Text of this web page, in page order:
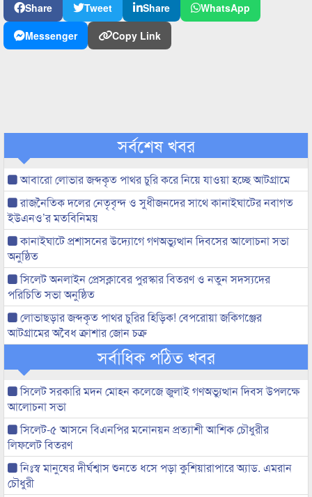
Share Tweet Share
WhatsApp
Messenger
Copy Link
সর্বশেষ খবর
আবারো লোভার জব্দকৃত পাথর চুরি করে নিয়ে যাওয়া হচ্ছে আটগ্রামে
রাজনৈতিক দলের নেতৃবৃন্দ ও সুধীজনদের সাথে কানাইঘাটের নবাগত
ইউএনও’র মতবিনিময়
কানাইঘাটে প্রশাসনের উদ্যোগে গণঅভ্যুত্থান দিবসের আলোচনা সভা
অনুষ্ঠিত
সিলেট অনলাইন প্রেসক্লাবের পুরস্কার বিতরণ ও নতুন সদস্যদের
পরিচিতি সভা অনুষ্ঠিত
লোভাছড়ার জব্দকৃত পাথর চুরির হিড়িক! বেপরোয়া জকিগঞ্জের
আটগ্রামের অবৈধ ক্রাশার জোন চক্র
সর্বাধিক পঠিত খবর
সিলেট সরকারি মদন মোহন কলেজে জুলাই গণঅভ্যুত্থান দিবস উপলক্ষে
আলোচনা সভা
সিলেট-৫ আসনে বিএনপির মনোনয়ন প্রত্যাশী আশিক চৌধুরীর
লিফলেট বিতরণ
নিঃস্ব মানুষের দীর্ঘশ্বাস শুনতে ধসে পড়া কুশিয়ারাপারে অ্যাড. এমরান
চৌধুরী